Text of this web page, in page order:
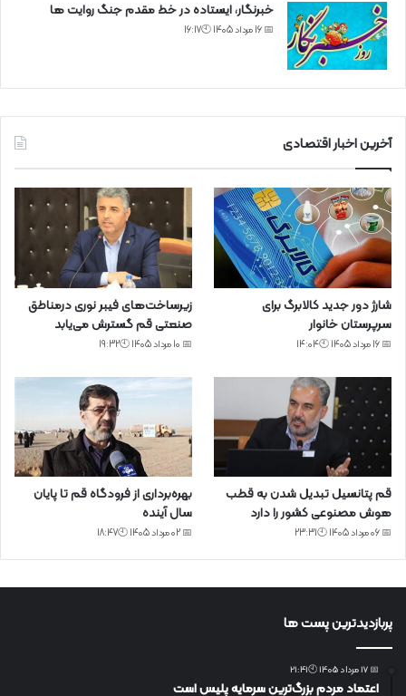
خبرنگار، ایستاده در خط مقدم جنگ روایت ها
📅 16 مرداد 1405 🕙16:17
آخرین اخبار اقتصادی
شارژ دور جدید کالابرگ برای
سرپرستان خانوار
📅 16 مرداد 1405 🕙14:04
زیرساخت‌های فیبر نوری درمناطق
صنعتی قم گسترش می‌یابد
📅 10 مرداد 1405 🕙19:32
قم پتانسیل تبدیل شدن به قطب
هوش مصنوعی کشور را دارد
📅 06 مرداد 1405 🕙23:31
بهره‌برداری از فرودگاه قم تا پایان
سال آینده
📅 02 مرداد 1405 🕙18:47
پربازدیدترین پست ها
📅 17 مرداد 1405 🕙21:41
اعتماد مردم بزرگ‌ترین سرمایه پلیس است